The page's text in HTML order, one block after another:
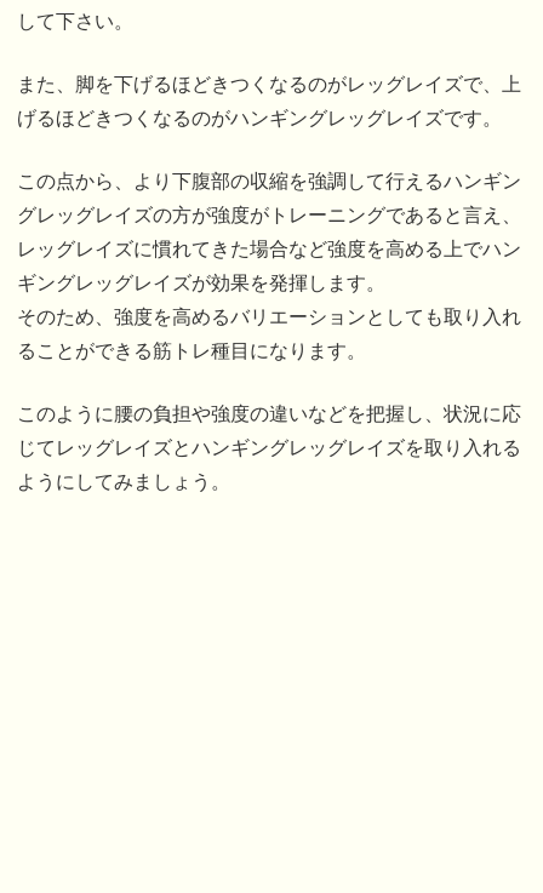
して下さい。
また、脚を下げるほどきつくなるのがレッグレイズで、上
げるほどきつくなるのがハンギングレッグレイズです。
この点から、より下腹部の収縮を強調して行えるハンギン
グレッグレイズの方が強度がトレーニングであると言え、
レッグレイズに慣れてきた場合など強度を高める上でハン
ギングレッグレイズが効果を発揮します。
そのため、強度を高めるバリエーションとしても取り入れ
ることができる筋トレ種目になります。
このように腰の負担や強度の違いなどを把握し、状況に応
じてレッグレイズとハンギングレッグレイズを取り入れる
ようにしてみましょう。